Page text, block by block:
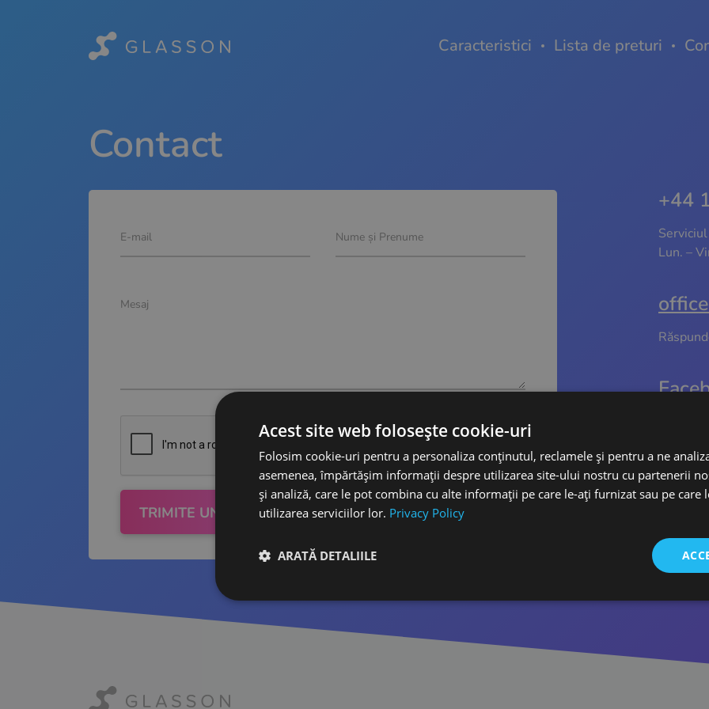
Caracteristici Lista de preturi
Contact
E-mail Nume și Prenume
Mesaj
TRIMITE UN MESAJ
+44
Lun. –
Acest site web folosește cookie-uri
Folosim cookie-uri pentru a personaliza conținutul, reclamele și pentru a ne
asemenea, împărtășim informații despre utilizarea site-ului nostru cu partenerii
și analiză, care le pot combina cu alte informații pe care le-ați furnizat sau pe care
utilizarea serviciilor lor. Privacy Policy
ARATĂ DETALIILE